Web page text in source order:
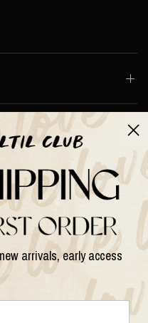
arrivals, early access